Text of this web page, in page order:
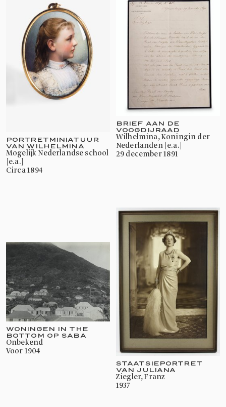
PORTRETMINIATUUR
VAN WILHELMINA
mogelijk Nederlandse school
[e.a.]
circa 1894
BRIEF AAN DE
VOOGDIJRAAD
Wilhelmina, Koningin der
Nederlanden [e.a.]
29 december 1891
WONINGEN IN THE
BOTTOM OP SABA
onbekend
voor 1904
STAATSIEPORTRET
VAN JULIANA
Ziegler, Franz
1937